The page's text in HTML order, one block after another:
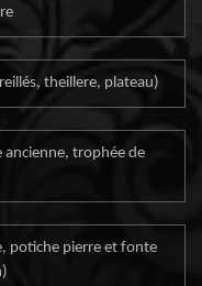
theillere, plateau)
ancienne, trophée de
potiche pierre et fonte